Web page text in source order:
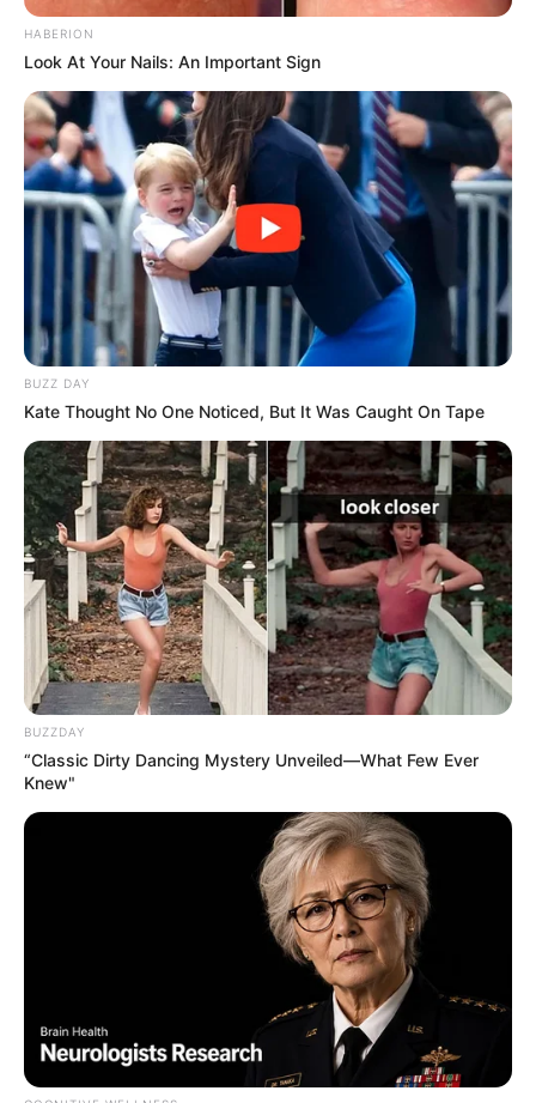
Ok.ru
Caminha de cachorro
Dog under my desk
HABERION
Look At Your Nails: An Important Sign
BUZZ DAY
Kate Thought No One Noticed, But It Was Caught On Tape
BUZZDAY
“Classic Dirty Dancing Mystery Unveiled—What Few Ever
Knew"